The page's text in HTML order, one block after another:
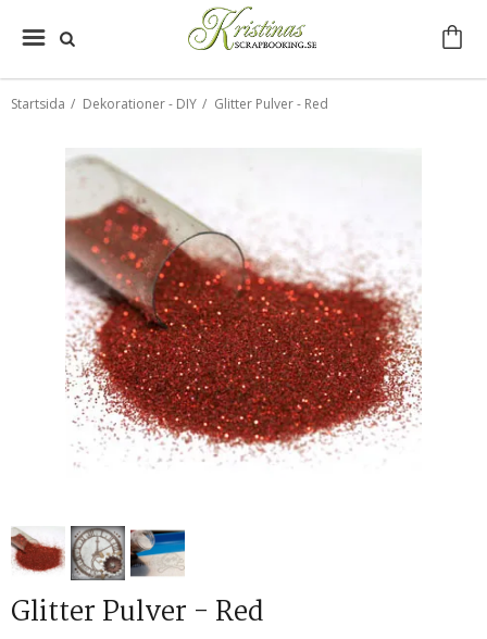
Startsida / Dekorationer - DIY / Glitter Pulver - Red
Glitter Pulver - Red